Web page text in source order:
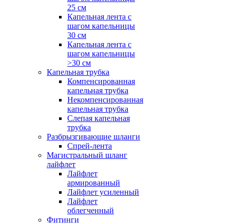
25 см
Капельная лента с
шагом капельницы
30 см
Капельная лента с
шагом капельницы
>30 см
Капельная трубка
Компенсированная
капельная трубка
Некомпенсированная
капельная трубка
Слепая капельная
трубка
Разбрызгивающие шланги
Спрей-лента
Магистральный шланг
лайфлет
Лайфлет
армированный
Лайфлет усиленный
Лайфлет
облегченный
Фитинги